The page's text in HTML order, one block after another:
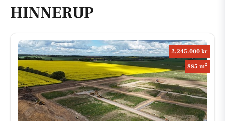
HINNERUP
2.245.000 kr
885 m2